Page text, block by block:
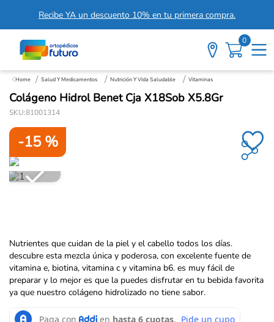
Recibe YA un descuento 10% en tu primera compra.
0
Salud Y Medicamentos Nutrición Y Vida Saludable Vitaminas
Colágeno Hidrol Benet Cja X18Sob X5.8Gr
SKU:81001314
-15 %
Nutrientes que cuidan de la piel y el cabello todos los días.
descubre esta mezcla única y poderosa, con excelente fuente de
vitamina e, biotina, vitamina c y vitamina b6. es muy fácil de
preparar y lo mejor es que la puedes disfrutar en tu bebida favorita
ya que nuestro colágeno hidrolizado no tiene sabor.